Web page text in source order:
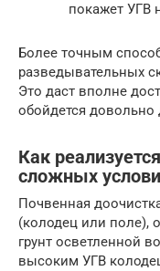
покажет УГВ
Более точным
разведывательных
Это даст вполне
обойдется довольно
Как
сложных
Почвенная
(колодец или поле),
грунт осветленной
высоким УГВ